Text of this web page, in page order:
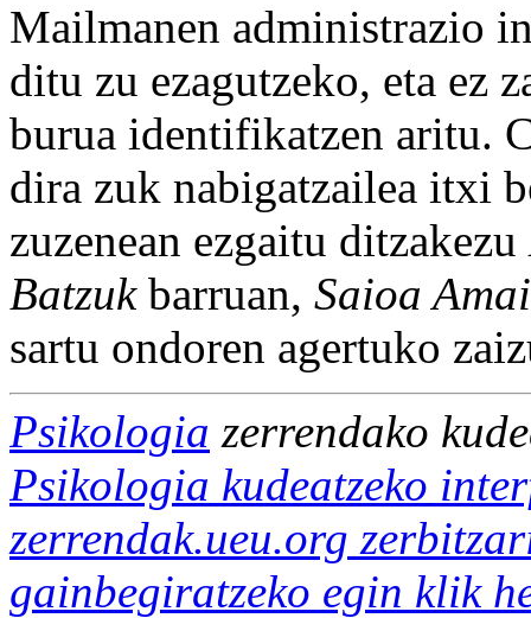
Mailmanen administrazio
ditu zu ezagutzeko, eta ez
burua identifikatzen aritu.
dira zuk nabigatzailea itxi
zuzenean ezgaitu ditzakezu
Batzukbarruan, Saioa
sartu ondoren agertuko
Psikologia zerrendako
Psikologia kudeatzeko
zerrendak.ueu.org
gainbegiratzeko egin klik